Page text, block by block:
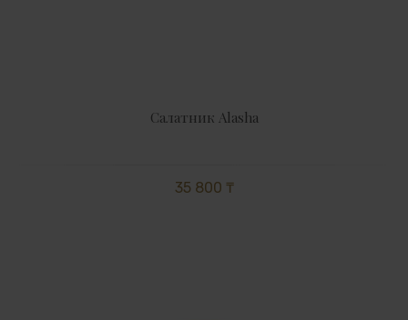
Салатник Alasha
35 800 ₸